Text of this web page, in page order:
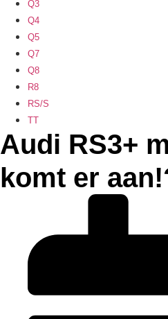
Q3
Q4
Q5
Q7
Q8
R8
RS/S
TT
Audi RS3+
komt er